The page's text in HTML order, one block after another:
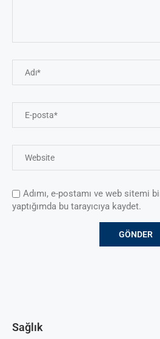
Adımı, e-postamı ve web sitemi
yaptığımda bu tarayıcıya kaydet.
Sağlık